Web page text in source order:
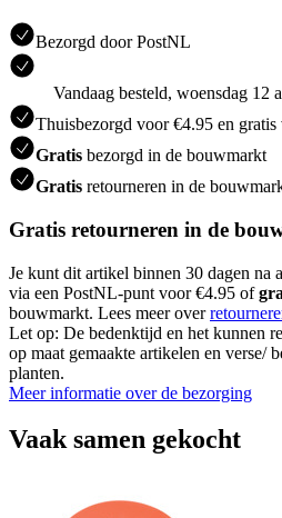
Bezorgd door PostNL
Vandaag besteld, woensdag 12
Thuisbezorgd voor €4.95 en gratis
Gratis bezorgd in de bouwmarkt
Gratis retourneren in de
Gratis retourneren in de
Je kunt dit artikel binnen 30 dagen na
via een PostNL-punt voor €4.95 of
bouwmarkt. Lees meer over
Let op: De bedenktijd en het kunnen
op maat gemaakte artikelen en verse/
planten.
Meer informatie over de bezorging
Vaak samen gekocht